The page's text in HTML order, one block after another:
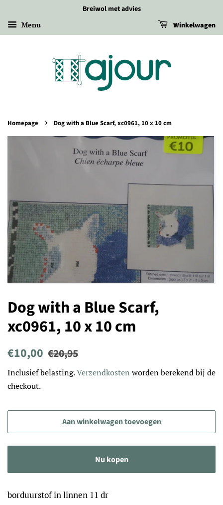
Breiwol met advies
Menu Winkelwagen
Homepage › Dog with a Blue Scarf, xc0961, 10 x 10 cm
Dog with a Blue Scarf,
xc0961, 10 x 10 cm
Normale
€10,00 Aanbiedingsprijs
€20,95
Inclusief belasting.Verzendkosten worden berekend bij de
checkout.
Aan winkelwagen toevoegen
Nu kopen
borduurstof in linnen 11 dr